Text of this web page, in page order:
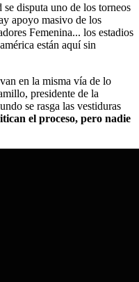
disputa uno de los torneos
apoyo masivo de los
Femenina... los estadios
están aquí sin
en la misma vía de lo
presidente de la
se rasga las vestiduras
el proceso, pero nadie